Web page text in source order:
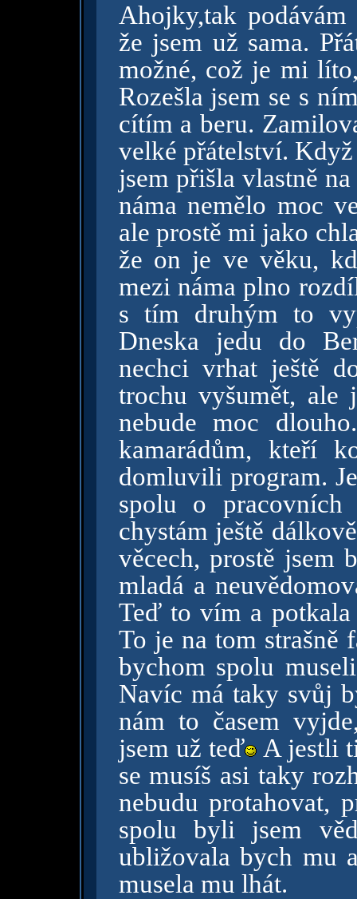
Ahojky,tak
že jsem už sama.
možné, což je mi
Rozešla jsem se s
cítím a beru.
velké přátelství.
jsem přišla vlastně
náma nemělo moc
ale prostě mi jako
že on je ve věku,
mezi náma plno
s tím druhým to
Dneska jedu do
nechci vrhat ještě
trochu vyšumět, ale
nebude moc
kamarádům, kteří
domluvili program.
spolu o
chystám ještě
věcech, prostě jsem
mladá a
Teď to vím a
To je na tom strašně
bychom spolu
Navíc má taky svůj
nám to časem
jsem už teď
A jestli
se musíš asi taky
nebudu protahovat,
spolu byli jsem
ubližovala bych mu
musela mu lhát.